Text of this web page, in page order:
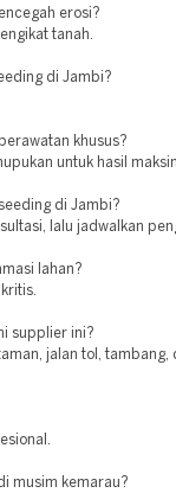
erosi?
tanah.
di Jambi?
khusus?
untuk hasil
di Jambi?
lalu jadwalkan
lahan?
supplier ini?
jalan tol, tambang,
musim kemarau?